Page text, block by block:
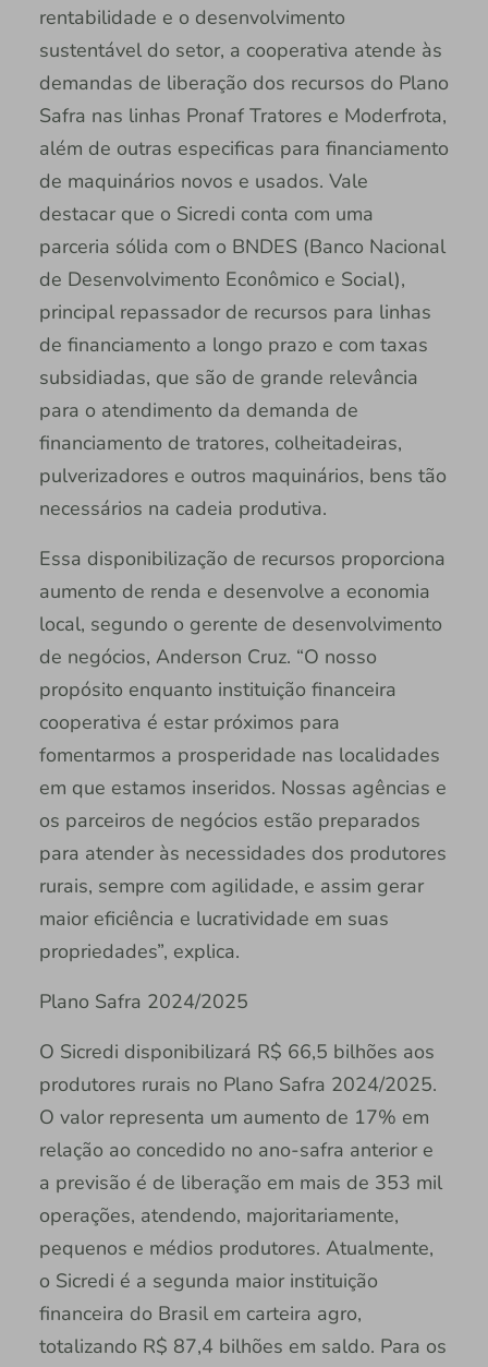
rentabilidade e o desenvolvimento
sustentável do setor, a cooperativa atende às
demandas de liberação dos recursos do Plano
Safra nas linhas Pronaf Tratores e Moderfrota,
além de outras especificas para financiamento
de maquinários novos e usados. Vale
destacar que o Sicredi conta com uma
parceria sólida com o BNDES (Banco Nacional
de Desenvolvimento Econômico e Social),
principal repassador de recursos para linhas
de financiamento a longo prazo e com taxas
subsidiadas, que são de grande relevância
para o atendimento da demanda de
financiamento de tratores, colheitadeiras,
pulverizadores e outros maquinários, bens tão
necessários na cadeia produtiva.
Essa disponibilização de recursos proporciona
aumento de renda e desenvolve a economia
local, segundo o gerente de desenvolvimento
de negócios, Anderson Cruz. “O nosso
propósito enquanto instituição financeira
cooperativa é estar próximos para
fomentarmos a prosperidade nas localidades
em que estamos inseridos. Nossas agências e
os parceiros de negócios estão preparados
para atender às necessidades dos produtores
rurais, sempre com agilidade, e assim gerar
maior eficiência e lucratividade em suas
propriedades”, explica.
Plano Safra 2024/2025
O Sicredi disponibilizará R$ 66,5 bilhões aos
produtores rurais no Plano Safra 2024/2025.
O valor representa um aumento de 17% em
relação ao concedido no ano-safra anterior e
a previsão é de liberação em mais de 353 mil
operações, atendendo, majoritariamente,
pequenos e médios produtores. Atualmente,
o Sicredi é a segunda maior instituição
financeira do Brasil em carteira agro,
totalizando R$ 87,4 bilhões em saldo. Para os